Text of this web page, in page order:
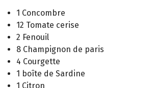
1 Concombre
12 Tomate cerise
2 Fenouil
8 Champignon de paris
4 Courgette
1 boîte de Sardine
1 Citron